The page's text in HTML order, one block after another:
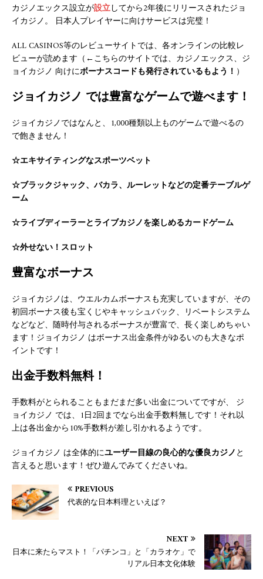
カジノエックス設立が設立してから2年後にリリースされたジョ
イカジノ。 日本人プレイヤーに向けサービスは完璧！
ALL CASINOS等のレビューサイトでは、各オンラインの比較レ
ビューが読めます（←こちらのサイトでは、カジノエックス、ジ
ョイカジノ 向けにボーナスコードも発行されているもよう！ ）
ジョイカジノ では豊富なゲームで遊べます！
ジョイカジノではなんと、1,000種類以上ものゲームで遊べるの
で飽きません！
☆エキサイティングなスポーツベット
☆ブラックジャック、バカラ、ルーレットなどの定番テーブルゲ
ーム
☆ライブディーラーとライブカジノを楽しめるカードゲーム
☆外せない！スロット
豊富なボーナス
ジョイカジノは、ウエルカムボーナスも充実していますが、その
初回ボーナス後も宝くじやキャッシュバック、リベートシステム
などなど、随時付与されるボーナスが豊富で、長く楽しめちゃい
ます！ジョイカジノ はボーナス出金条件がゆるいのも大きなポ
イントです！
出金手数料無料！
手数料がとられることもまだまだ多い出金についてですが、 ジ
ョイカジノ では、1日2回までなら出金手数料無しです！それ以
上は各出金から10%手数料が差し引かれるようです。
ジョイカジノ は全体的にユーザー目線の良心的な優良カジノと
言えると思います！ぜひ遊んでみてくださいね。
PREVIOUS
代表的な日本料理といえば？
NEXT
日本に来たらマスト！「パチンコ」と「カラオケ」で
リアル日本文化体験